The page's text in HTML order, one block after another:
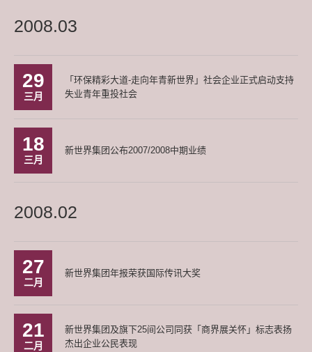
2008.03
29
三月
「环保精彩大道-走向年青新世界」社会企业正式启动支持
失业青年重投社会
18
三月
新世界集团公布2007/2008中期业绩
2008.02
27
二月
新世界集团年报荣获国际传讯大奖
21
二月
新世界集团及旗下25间公司同获「商界展关怀」标志表扬
杰出企业公民表现